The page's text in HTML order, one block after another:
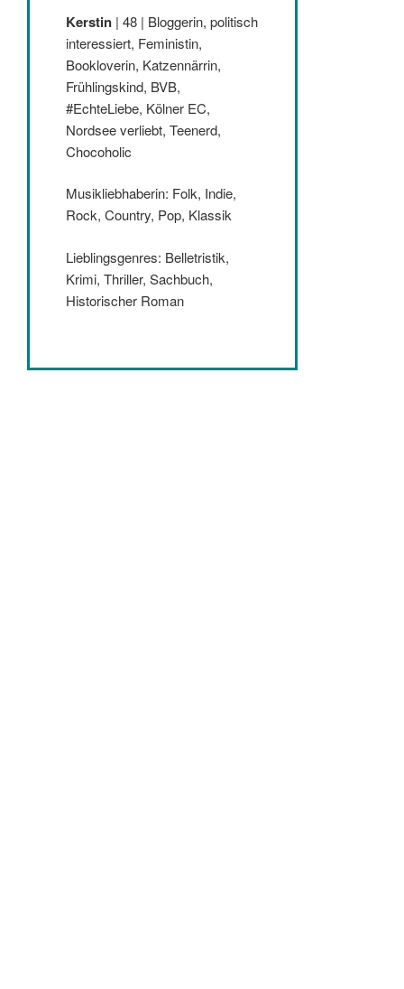
Kerstin | 48 | Bloggerin, politisch
interessiert, Feministin,
Bookloverin, Katzennärrin,
Frühlingskind, BVB,
#EchteLiebe, Kölner EC,
Nordsee verliebt, Teenerd,
Chocoholic
Musikliebhaberin: Folk, Indie,
Rock, Country, Pop, Klassik
Lieblingsgenres: Belletristik,
Krimi, Thriller, Sachbuch,
Historischer Roman